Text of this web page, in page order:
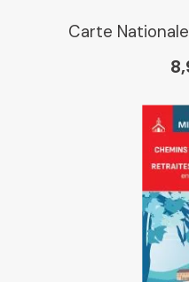
Carte